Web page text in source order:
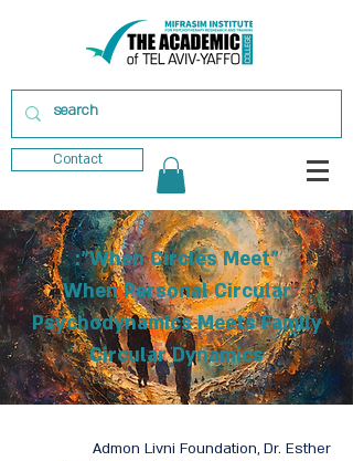
Contact
"When Circles Meet":
When Personal Circular
Psychodynamics Meets Family
Circular Dynamics
Admon Livni Foundation, Dr. Esther